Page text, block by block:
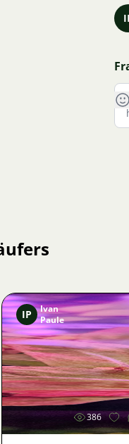
Bild
IP
Ivan
Paule
386